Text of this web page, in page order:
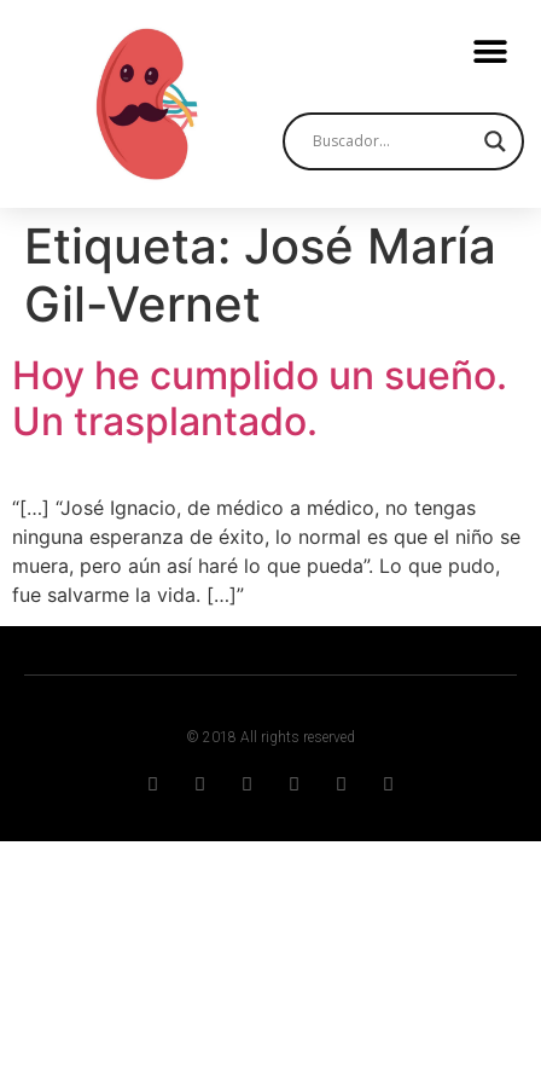
Etiqueta: José María
Gil-Vernet
Hoy he cumplido un sueño.
Un trasplantado.
“[…] “José Ignacio, de médico a médico, no tengas
ninguna esperanza de éxito, lo normal es que el niño se
muera, pero aún así haré lo que pueda”. Lo que pudo,
fue salvarme la vida. […]”
© 2018 All rights reserved